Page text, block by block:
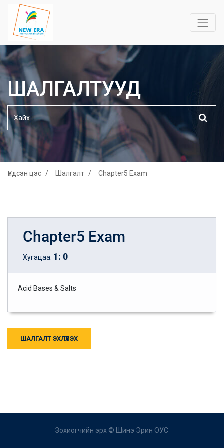
ШАЛГАЛТУУД
Үндсэн цэс Шалгалт Chapter5 Exam
Chapter5 Exam
Хугацаа: 1: 0
Acid Bases & Salts
ШАЛГАЛТ ЭХЛҮҮЛЭХ
Зохиогчийн эрх © Шинэ Эрин ОУС